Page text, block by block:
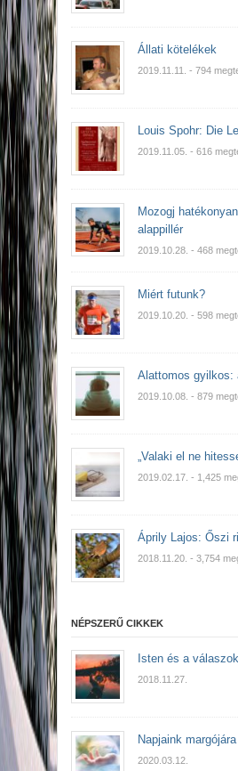
Állati kötelékek
2019.11.11. - 794
Louis Spohr: Die
2019.11.05. - 616
Mozogj
alappillér
2019.10.28. - 468
Miért futunk?
2019.10.20. - 598
Alattomos gyilkos:
2019.10.08. - 879
„Valaki el ne
2019.02.17. - 1,425
Áprily Lajos: Őszi
2018.11.20. - 3,754
NÉPSZERŰ CIKKEK
Isten és a válaszok
2018.11.27.
Napjaink margójára
2020.03.12.